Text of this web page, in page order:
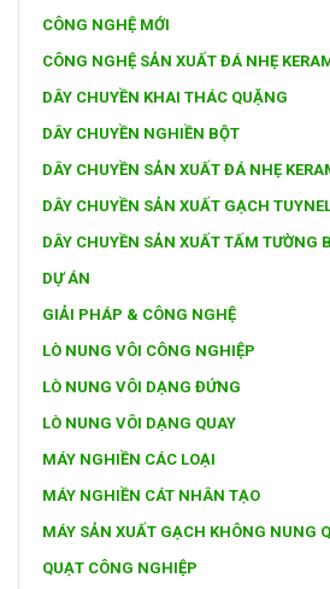
CÔNG NGHỆ MỚI
CÔNG NGHỆ SẢN XUẤT ĐÁ NHẸ
DÂY CHUYỀN KHAI THÁC QUẶNG
DÂY CHUYỀN NGHIỀN BỘT
DÂY CHUYỀN SẢN XUẤT ĐÁ NHẸ
DÂY CHUYỀN SẢN XUẤT GẠCH
DÂY CHUYỀN SẢN XUẤT TẤM TƯỜNG
DỰ ÁN
GIẢI PHÁP & CÔNG NGHỆ
LÒ NUNG VÔI CÔNG NGHIỆP
LÒ NUNG VÔI DẠNG ĐỨNG
LÒ NUNG VÔI DẠNG QUAY
MÁY NGHIỀN CÁC LOẠI
MÁY NGHIỀN CÁT NHÂN TẠO
MÁY SẢN XUẤT GẠCH KHÔNG NUNG
QUẠT CÔNG NGHIỆP